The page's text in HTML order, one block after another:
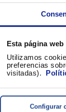
Esta página
Utilizamos
preferencias
visitadas).
Configurar